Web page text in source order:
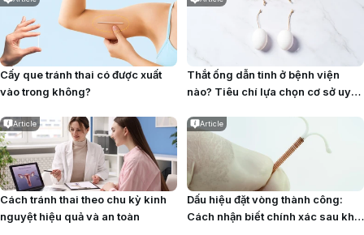
Cấy que tránh thai có được xuất
vào trong không?
Thắt ống dẫn tinh ở bệnh viện
nào? Tiêu chí lựa chọn cơ sở uy
Article
Cách tránh thai theo chu kỳ kinh
nguyệt hiệu quả và an toàn
Article
Dấu hiệu đặt vòng thành công:
Cách nhận biết chính xác sau khi